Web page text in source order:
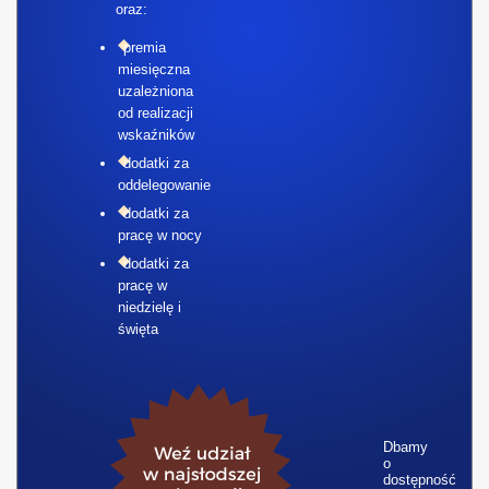
oraz:
premia
miesięczna
uzależniona
od realizacji
wskaźników
dodatki za
oddelegowanie
dodatki za
pracę w nocy
dodatki za
pracę w
niedzielę i
święta
Dbamy
o
dostępność